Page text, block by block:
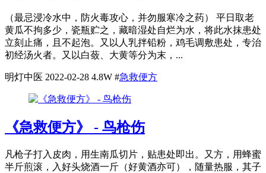
（最忌浸冷水中，防火毒攻心，并勿服寒冷之药） 平日取老
黄瓜不拘多少，瓷瓶贮之，藏暗湿处自烂为水，将此水抹患处
立刻止痛，且不起泡。又以人乳拌铅粉，鸡毛调敷患处，专治
初经汤火者。又以白蔹、大黄等分为末，...
明灯中医 2022-02-28 4.8W #急救便方
《急救便方》 - 鸟枪伤
凡枪子打入皮肉，用生南瓜切片，贴患处即出。又方，用蜂蜜
半斤煎滚，入好头烧酒一斤（好黄酒亦可），随量热服，其子